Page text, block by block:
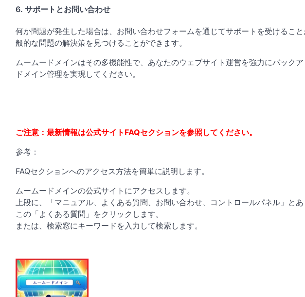
6. サポートとお問い合わせ
何か問題が発生した場合は、お問い合わせフォームを通じてサポートを受けるこ
般的な問題の解決策を見つけることができます。
ムームードメインはその多機能性で、あなたのウェブサイト運営を強力にバック
ドメイン管理を実現してください。
ご注意：最新情報は公式サイトFAQセクションを参照してください。
参考：
FAQセクションへのアクセス方法を簡単に説明します。
ムームードメインの公式サイトにアクセスします。
上段に、「マニュアル、よくある質問、お問い合わせ、コントロールパネル」とあ
この「よくある質問」をクリックします。
または、検索窓にキーワードを入力して検索します。